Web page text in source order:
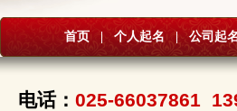
首页 | 个人起名 | 公司起
电话： 025-66037861